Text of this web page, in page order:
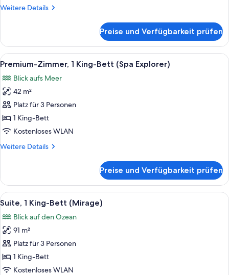
anzeigen
Weitere Details
Weitere
Zimmer,
1 King-
Bett
Preise und Verfügbarkeit prüfen
Alle
Fotos
für
Premium-
Zimmer,
1 King-
Bett
Explorer)
Ein Hotelzimmer mit einem großen
5
Premium-Zimmer, 1 King-Bett (Spa Explorer)
Blick aufs Meer
42 m²
Platz für 3 Personen
1 King-Bett
Kostenloses WLAN
Weitere Details
Weitere
Zimmer,
1 King-
Bett
Explorer)
Preise und Verfügbarkeit prüfen
Alle
Fotos
für
Suite,
1 King-
Bett
(Mirage)
Ein modernes Hotelzimmer mit
7
Suite, 1 King-Bett (Mirage)
Blick auf den Ozean
91 m²
Platz für 3 Personen
1 King-Bett
Kostenloses WLAN